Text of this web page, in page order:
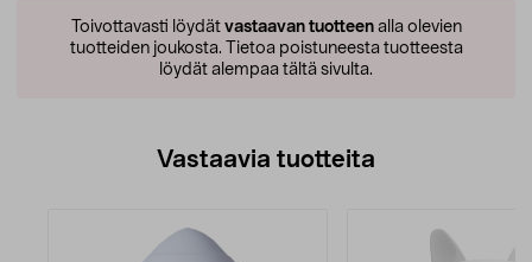
Toivottavasti löydät vastaavan tuotteenalla olevien
tuotteiden joukosta. Tietoa poistuneesta tuotteesta
löydät alempaa tältä sivulta.
Vastaavia tuotteita